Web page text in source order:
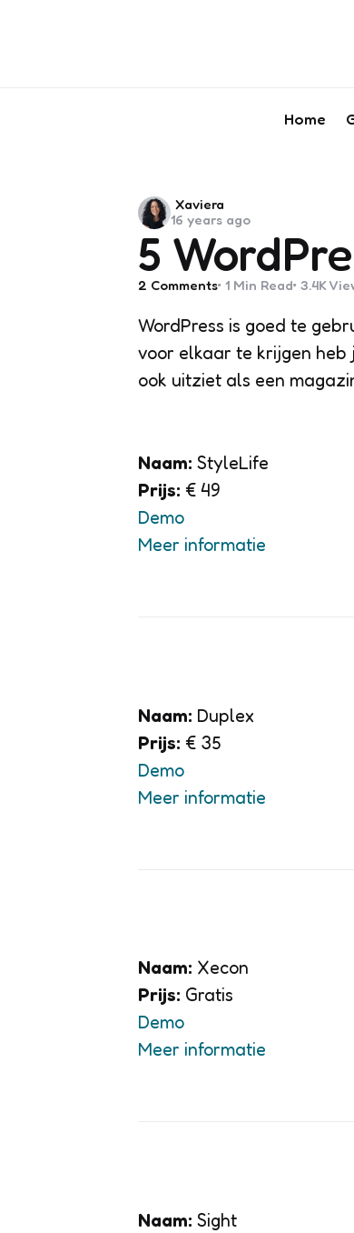
Home
5
Posted
by
Xaviera
16 years ago
2 Comments 1 Min Read 3.4K
WordPress is goed te
voor elkaar te krijgen
ook uitziet als een
Naam: StyleLife
Prijs: € 49
Demo
Meer informatie
Naam: Duplex
Prijs: € 35
Demo
Meer informatie
Naam: Xecon
Prijs: Gratis
Demo
Meer informatie
Naam: Sight